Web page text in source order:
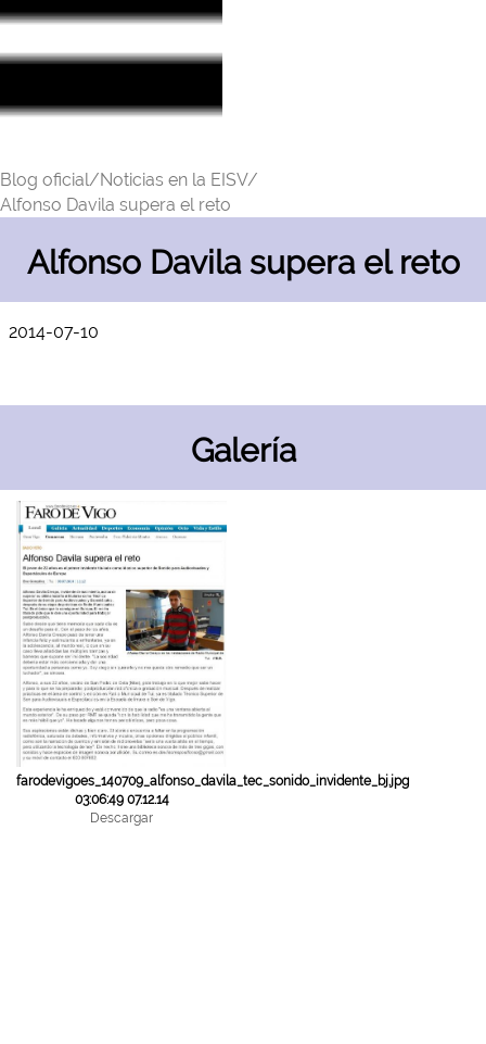
Blog oficial/Noticias en la EISV/
Alfonso Davila supera el reto
Alfonso Davila supera el reto
2014-07-10
Galería
farodevigoes_140709_alfonso_davila_tec_sonido_invidente_bj.jpg
03:06:49 07.12.14
Descargar